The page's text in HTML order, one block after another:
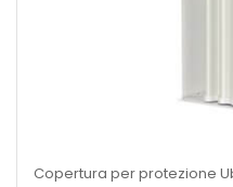
Copertura per protezione